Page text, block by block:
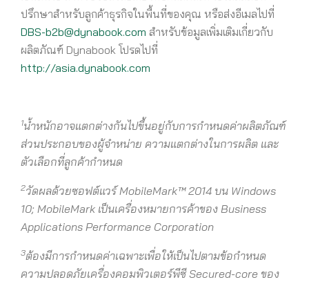
ปรึกษาสำหรับลูกค้าธุรกิจในพื้นที่ของคุณ หรือส่งอีเมลไปที่
DBS-b2b@dynabook.com สำหรับข้อมูลเพิ่มเติมเกี่ยวกับ
ผลิตภัณฑ์ Dynabook โปรดไปที่
http://asia.dynabook.com
1น้ำหนักอาจแตกต่างกันไปขึ้นอยู่กับการกำหนดค่าผลิตภัณฑ์
ส่วนประกอบของผู้จำหน่าย ความแตกต่างในการผลิต และ
ตัวเลือกที่ลูกค้ากำหนด
2วัดผลด้วยซอฟต์แวร์MobileMark™ 2014 บน Windows
10; MobileMark เป็นเครื่องหมายการค้าของ Business
Applications Performance Corporation
3ต้องมีการกำหนดค่าเฉพาะเพื่อให้เป็นไปตามข้อกำหนด
ความปลอดภัยเครื่องคอมพิวเตอร์พีซีSecured-core ของ